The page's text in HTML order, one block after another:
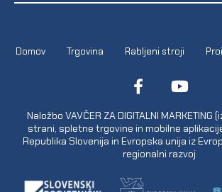
Domov Trgovina Rabljeni stroji
Naložbo VAVČER ZA DIGITALNI
strani, spletne trgovine in mobilne
Republika Slovenija in Evropska unija iz
regionalni razvoj